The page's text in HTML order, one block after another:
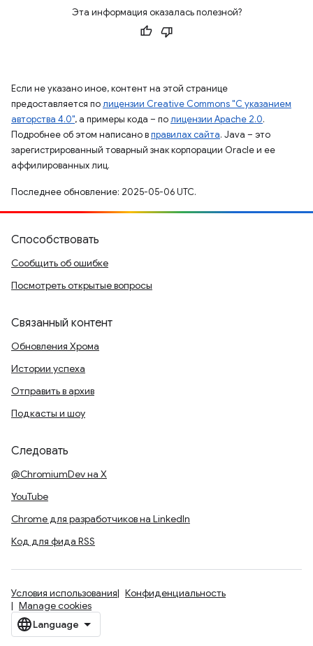
Эта информация оказалась полезной?
Если не указано иное, контент на этой странице
предоставляется полицензии Creative Commons "С указанием
авторства 4.0", а примеры кода – полицензии Apache 2.0.
Подробнее об этом написано вправилах сайта. Java – это
зарегистрированный товарный знак корпорации Oracle и ее
аффилированных лиц.
Последнее обновление: 2025-05-06 UTC.
Способствовать
Сообщить об ошибке
Посмотреть открытые вопросы
Связанный контент
Обновления Хрома
Истории успеха
Отправить в архив
Подкасты и шоу
Следовать
@ChromiumDev на X
YouTube
Chrome для разработчиков на LinkedIn
Код для фида RSS
Условия использования
Конфиденциальность
Manage cookies